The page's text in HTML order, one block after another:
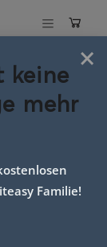
×
keine
mehr
Familie!